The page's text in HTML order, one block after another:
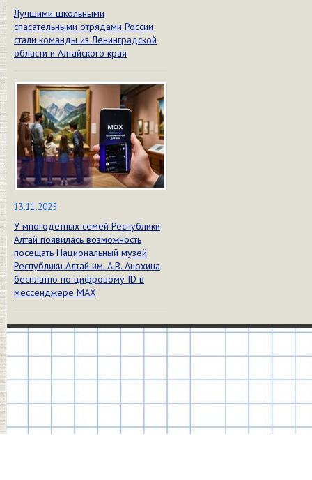
Лучшими школьными
спасательными отрядами России
стали команды из Ленинградской
области и Алтайского края
13.11.2025
У многодетных семей Республики
Алтай появилась возможность
посещать Национальный музей
Республики Алтай им. А.В. Анохина
бесплатно по цифровому ID в
мессенджере МАХ